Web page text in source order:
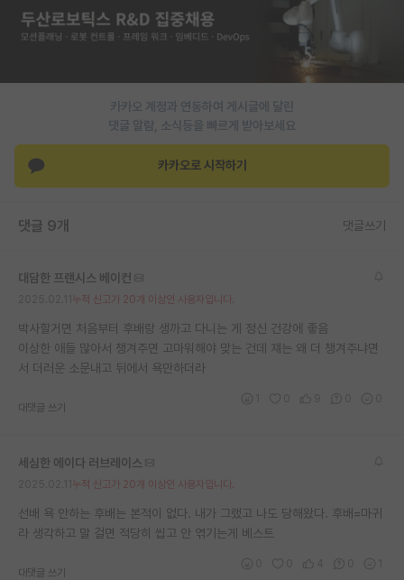
재팬라운지 🌸
카카오 계정과 연동하여 게시글에 달린
댓글 알람, 소식등을 빠르게 받아보세요
카카오로 시작하기
댓글 9개 댓글쓰기
대담한 프랜시스 베이컨
누적 신고가 20개 이상인 사용자입니다.
박사할거면 처음부터 후배랑 생까고 다니는 게 정신 건강에 좋음
이상한 애들 많아서 챙겨주면 고마워해야 맞는 건데 쟤는 왜 더 챙겨주냐면
서 더러운 소문내고 뒤에서 욕만하더라
대댓글 쓰기
세심한 에이다 러브레이스
누적 신고가 20개 이상인 사용자입니다.
선배 욕 안하는 후배는 본적이 없다. 내가 그랬고 나도 당해왔다. 후배=마귀
라 생각하고 말 걸면 적당히 씹고 안 엮기는게 베스트
대댓글 쓰기